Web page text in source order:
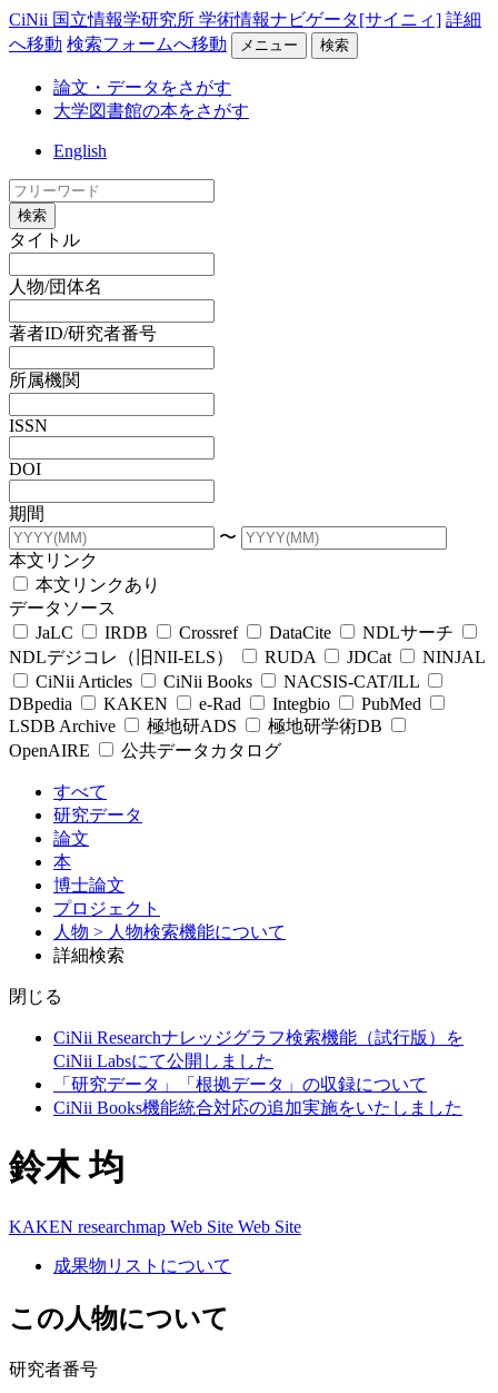
CiNii 国立情報学研究所 学術情報ナビゲータ[サイニィ] 詳細
へ移動 検索フォームへ移動 メニュー 検索
論文・データをさがす
大学図書館の本をさがす
English
検索
タイトル
人物/団体名
著者ID/研究者番号
所属機関
ISSN
DOI
期間
〜
本文リンク
本文リンクあり
データソース
JaLC
IRDB Crossref DataCite
NDLサーチ
NDLデジコレ（旧NII-ELS）
RUDA JDCat
NINJAL
CiNii Articles
CiNii Books
NACSIS-CAT/ILL
DBpedia
KAKEN e-Rad Integbio
PubMed
LSDB Archive
極地研ADS
極地研学術DB
OpenAIRE
公共データカタログ
すべて
研究データ
論文
本
博士論文
プロジェクト
人物 > 人物検索機能について
詳細検索
閉じる
CiNii Researchナレッジグラフ検索機能（試行版）を
CiNii Labsにて公開しました
「研究データ」「根拠データ」の収録について
CiNii Books機能統合対応の追加実施をいたしました
鈴木 均
KAKEN researchmap Web Site Web Site
成果物リストについて
この人物について
研究者番号